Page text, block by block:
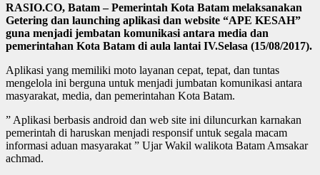
RASIO.CO, Batam – Pemerintah Kota Batam melaksanakan
Getering dan launching aplikasi dan website “APE KESAH”
guna menjadi jembatan komunikasi antara media dan
pemerintahan Kota Batam di aula lantai IV.Selasa (15/08/2017).
Aplikasi yang memiliki moto layanan cepat, tepat, dan tuntas
mengelola ini berguna untuk menjadi jumbatan komunikasi antara
masyarakat, media, dan pemerintahan Kota Batam.
” Aplikasi berbasis android dan web site ini diluncurkan karnakan
pemerintah di haruskan menjadi responsif untuk segala macam
informasi aduan masyarakat ” Ujar Wakil walikota Batam Amsakar
achmad.